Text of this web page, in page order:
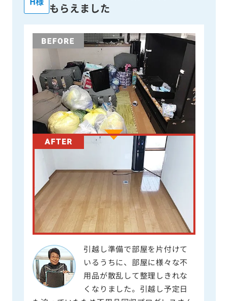
もらえました
引越し準備で部屋を片付けて
いるうちに、部屋に様々な不
用品が散乱して整理しきれな
くなりました。引越し予定日